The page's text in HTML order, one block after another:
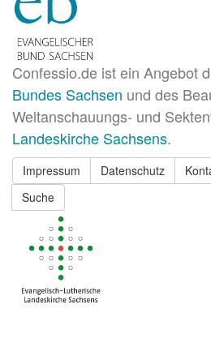
Confessio.de ist ein Angebot
Bundes Sachsen und des
Weltanschauungs- und
Landeskirche Sachsens.
Impressum Datenschutz
Suche